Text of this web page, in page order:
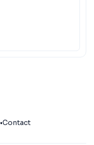
•Contact